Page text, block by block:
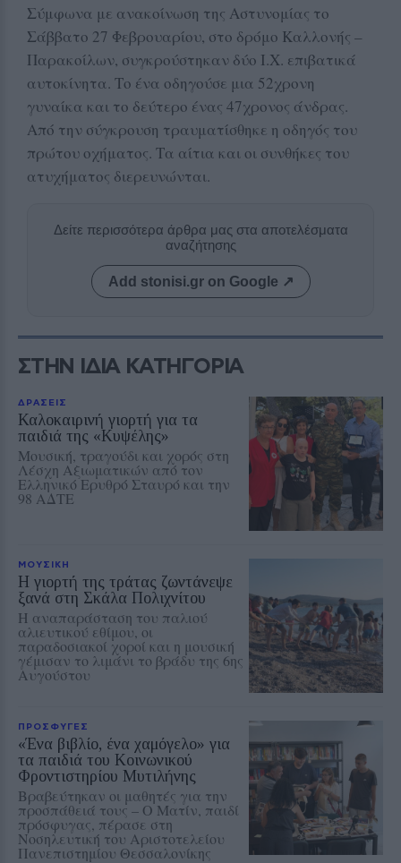
Σύμφωνα με ανακοίνωση της Αστυνομίας το
Σάββατο 27 Φεβρουαρίου, στο δρόμο Καλλονής –
Παρακοίλων, συγκρούστηκαν δύο Ι.Χ. επιβατικά
αυτοκίνητα. Το ένα οδηγούσε μια 52χρονη
γυναίκα και το δεύτερο ένας 47χρονος άνδρας.
Από την σύγκρουση τραυματίσθηκε η οδηγός του
πρώτου οχήματος. Τα αίτια και οι συνθήκες του
ατυχήματος διερευνώνται.
Δείτε περισσότερα άρθρα μας στα αποτελέσματα
αναζήτησης
Add stonisi.gr on Google ↗
ΣΤΗΝ ΙΔΙΑ ΚΑΤΗΓΟΡΙΑ
ΔΡΑΣΕΙΣ
Καλοκαιρινή γιορτή για τα
παιδιά της «Κυψέλης»
Μουσική, τραγούδι και χορός στη
Λέσχη Αξιωματικών από τον
Ελληνικό Ερυθρό Σταυρό και την
98 ΑΔΤΕ
ΜΟΥΣΙΚΗ
Η γιορτή της τράτας ζωντάνεψε
ξανά στη Σκάλα Πολιχνίτου
Η αναπαράσταση του παλιού
αλιευτικού εθίμου, οι
παραδοσιακοί χοροί και η μουσική
γέμισαν το λιμάνι το βράδυ της 6ης
Αυγούστου
ΠΡΟΣΦΥΓΕΣ
«Ένα βιβλίο, ένα χαμόγελο» για
τα παιδιά του Κοινωνικού
Φροντιστηρίου Μυτιλήνης
Βραβεύτηκαν οι μαθητές για την
προσπάθειά τους – Ο Ματίν, παιδί
πρόσφυγας, πέρασε στη
Νοσηλευτική του Αριστοτελείου
Πανεπιστημίου Θεσσαλονίκης